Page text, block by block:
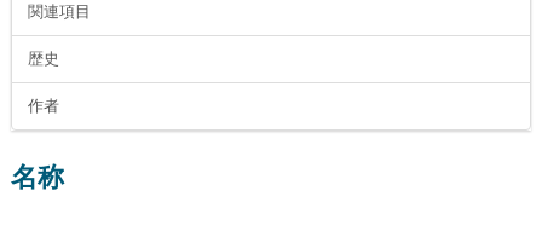
関連項目
歴史
作者
名称